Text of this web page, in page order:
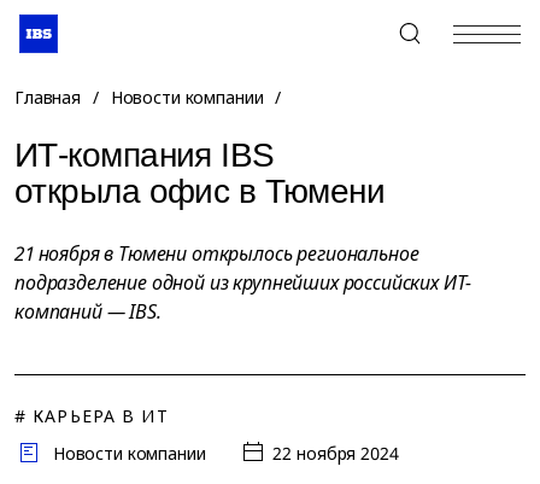
+7 (495) 967-80-80
Главная / Новости компании /
ИТ-компания IBS
открыла офис в Тюмени
21 ноября в Тюмени открылось региональное
подразделение одной из крупнейших российских ИТ-
компаний — IBS.
# КАРЬЕРА В ИТ
Новости компании
22 ноября 2024